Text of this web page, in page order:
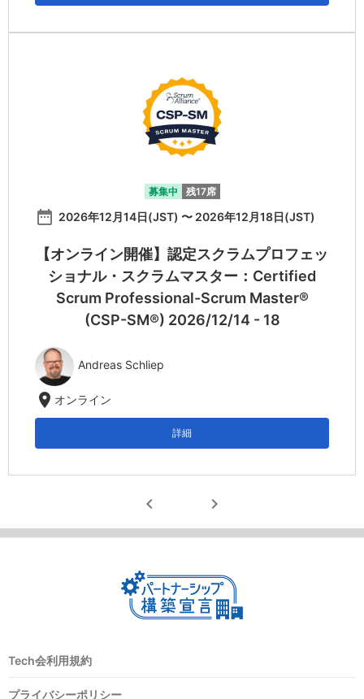
募集中 残17席
date_range 2026年12月14日(JST) 〜 2026年12月18日(JST)
【オンライン開催】認定スクラムプロフェッ
ショナル・スクラムマスター：Certified
Scrum Professional-Scrum Master®
(CSP-SM®) 2026/12/14 - 18
Andreas Schliep
location_on オンライン
詳細
chevron_left chevron_right
Tech会利用規約
プライバシーポリシー